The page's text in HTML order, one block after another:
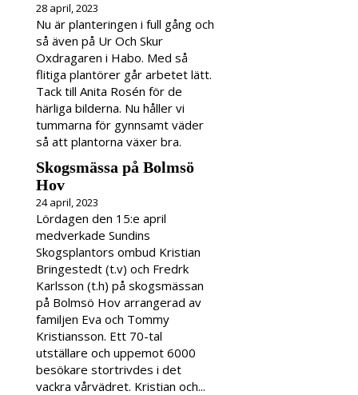
28 april, 2023
Nu är planteringen i full gång och
så även på Ur Och Skur
Oxdragaren i Habo. Med så
flitiga plantörer går arbetet lätt.
Tack till Anita Rosén för de
härliga bilderna. Nu håller vi
tummarna för gynnsamt väder
så att plantorna växer bra.
Skogsmässa på Bolmsö
Hov
24 april, 2023
Lördagen den 15:e april
medverkade Sundins
Skogsplantors ombud Kristian
Bringestedt (t.v) och Fredrk
Karlsson (t.h) på skogsmässan
på Bolmsö Hov arrangerad av
familjen Eva och Tommy
Kristiansson. Ett 70-tal
utställare och uppemot 6000
besökare stortrivdes i det
vackra vårvädret. Kristian och...